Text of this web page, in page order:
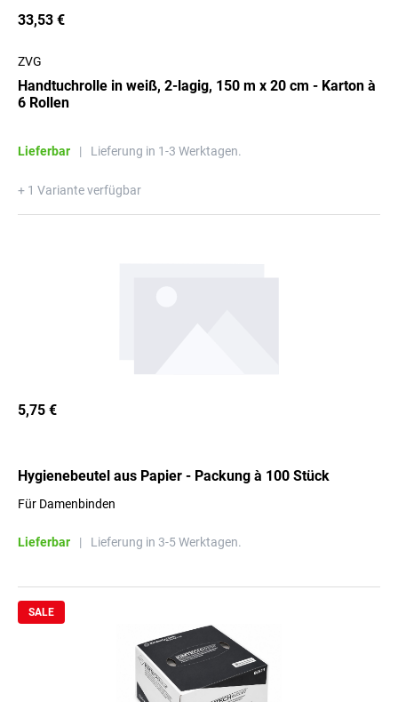
33,53 €
ZVG
Handtuchrolle in weiß, 2-lagig, 150 m x 20 cm - Karton à
6 Rollen
Lieferbar | Lieferung in 1-3 Werktagen.
+ 1 Variante verfügbar
5,75 €
Hygienebeutel aus Papier - Packung à 100 Stück
Für Damenbinden
Lieferbar | Lieferung in 3-5 Werktagen.
SALE